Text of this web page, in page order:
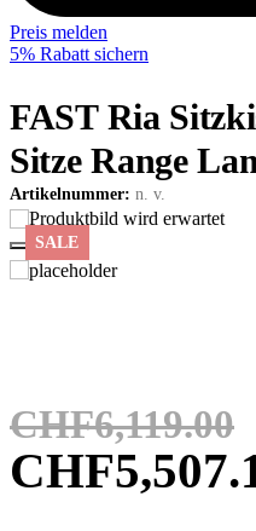
Preis melden
5% Rabatt sichern
FAST Ria
Sitze Range
Artikelnummer: n. v.
SALE
CHF6,119.00
CHF